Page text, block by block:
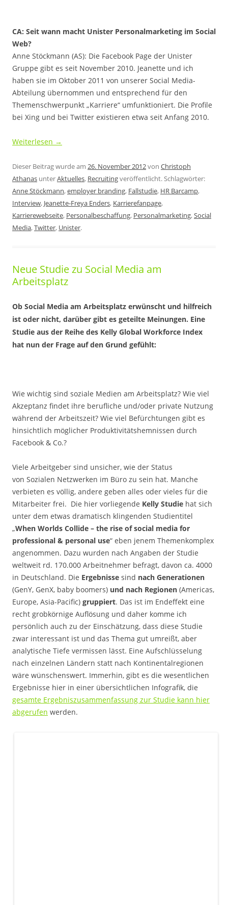
CA: Seit wann macht Unister Personalmarketing im Social
Web?
Anne Stöckmann (AS): Die Facebook Page der Unister
Gruppe gibt es seit November 2010. Jeanette und ich
haben sie im Oktober 2011 von unserer Social Media-
Abteilung übernommen und entsprechend für den
Themenschwerpunkt „Karriere“ umfunktioniert. Die Profile
bei Xing und bei Twitter existieren etwa seit Anfang 2010.
Weiterlesen →
Dieser Beitrag wurde am 26. November 2012von Christoph
Athanas unterAktuelles, Recruitingveröffentlicht. Schlagwörter:
Anne Stöckmann,employer branding, Fallstudie, HR Barcamp,
Interview, Jeanette-Freya Enders, Karrierefanpage,
Karrierewebseite, Personalbeschaffung, Personalmarketing,Social
Media,Twitter, Unister.
Neue Studie zu Social Media am
Arbeitsplatz
Ob Social Media am Arbeitsplatz erwünscht und hilfreich
ist oder nicht, darüber gibt es geteilte Meinungen. Eine
Studie aus der Reihe des Kelly Global Workforce Index
hat nun der Frage auf den Grund gefühlt:
Wie wichtig sind soziale Medien am Arbeitsplatz? Wie viel
Akzeptanz findet ihre berufliche und/oder private Nutzung
während der Arbeitszeit? Wie viel Befürchtungen gibt es
hinsichtlich möglicher Produktivitätshemnissen durch
Facebook & Co.?
Viele Arbeitgeber sind unsicher, wie der Status
von Sozialen Netzwerken im Büro zu sein hat. Manche
verbieten es völlig, andere geben alles oder vieles für die
Mitarbeiter frei. Die hier vorliegende Kelly Studie hat sich
unter dem etwas dramatisch klingenden Studientitel
„When Worlds Collide – the rise of social media for
professional & personal use“ eben jenem Themenkomplex
angenommen. Dazu wurden nach Angaben der Studie
weltweit rd. 170.000 Arbeitnehmer befragt, davon ca. 4000
in Deutschland. Die Ergebnisse sind nach Generationen
(GenY, GenX, baby boomers) und nach Regionen (Americas,
Europe, Asia-Pacific) gruppiert. Das ist im Endeffekt eine
recht grobkörnige Auflösung und daher komme ich
persönlich auch zu der Einschätzung, dass diese Studie
zwar interessant ist und das Thema gut umreißt, aber
analytische Tiefe vermissen lässt. Eine Aufschlüsselung
nach einzelnen Ländern statt nach Kontinentalregionen
wäre wünschenswert. Immerhin, gibt es die wesentlichen
Ergebnisse hier in einer übersichtlichen Infografik, die
gesamte Ergebniszusammenfassung zur Studie kann hier
abgerufen werden.